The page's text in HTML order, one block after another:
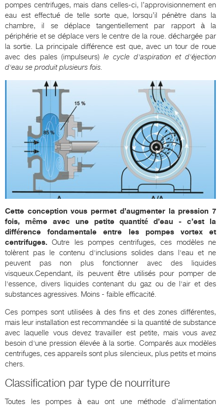
pompes centrifuges, mais dans celles-ci, l’approvisionnement en
eau est effectué de telle sorte que, lorsqu’il pénètre dans la
chambre, il se déplace tangentiellement par rapport à la
périphérie et se déplace vers le centre de la roue. déchargée par
la sortie. La principale différence est que, avec un tour de roue
avec des pales (impulseurs) le cycle d'aspiration et d'éjection
d'eau se produit plusieurs fois.
Cette conception vous permet d’augmenter la pression 7
fois, même avec une petite quantité d’eau - c’est la
différence fondamentale entre les pompes vortex et
centrifuges. Outre les pompes centrifuges, ces modèles ne
tolèrent pas le contenu d'inclusions solides dans l'eau et ne
peuvent pas non plus fonctionner avec des liquides
visqueux.Cependant, ils peuvent être utilisés pour pomper de
l'essence, divers liquides contenant du gaz ou de l'air et des
substances agressives. Moins - faible efficacité.
Ces pompes sont utilisées à des fins et des zones différentes,
mais leur installation est recommandée si la quantité de substance
avec laquelle vous devez travailler est petite, mais vous avez
besoin d'une pression élevée à la sortie. Comparés aux modèles
centrifuges, ces appareils sont plus silencieux, plus petits et moins
chers.
Classification par type de nourriture
Toutes les pompes à eau ont une méthode d’alimentation